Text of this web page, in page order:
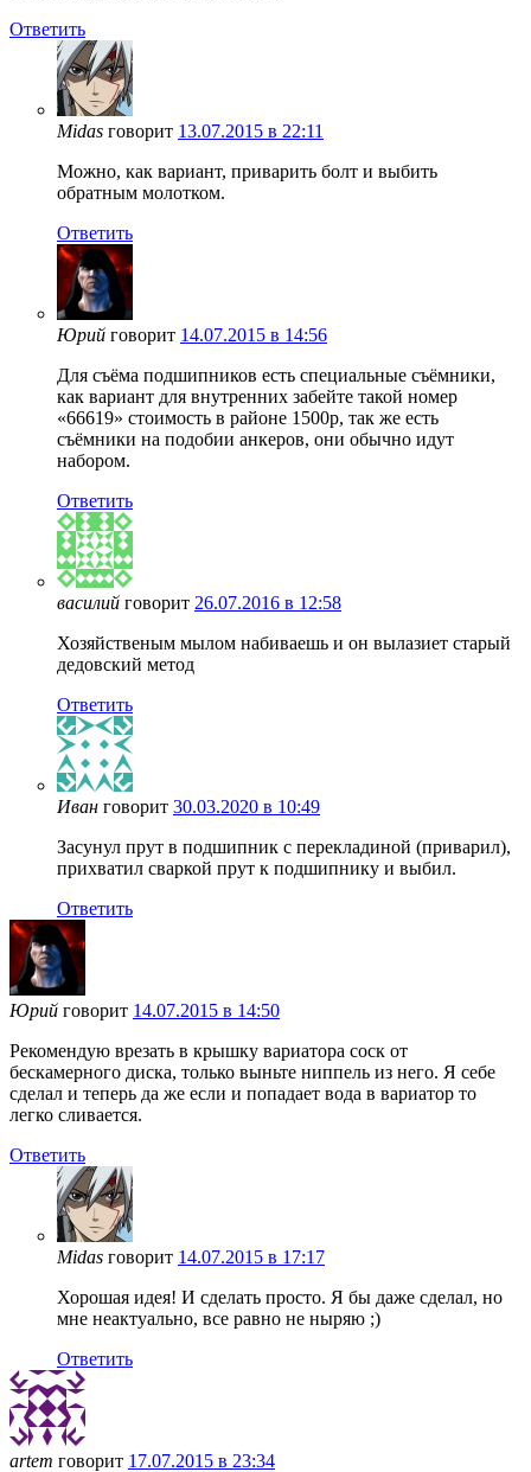
Ответить
Midas говорит 13.07.2015 в 22:11
Можно, как вариант, приварить болт и выбить
обратным молотком.
Ответить
Юрий говорит 14.07.2015 в 14:56
Для съёма подшипников есть специальные съёмники,
как вариант для внутренних забейте такой номер
«66619» стоимость в районе 1500р, так же есть
съёмники на подобии анкеров, они обычно идут
набором.
Ответить
василий говорит 26.07.2016 в 12:58
Хозяйственым мылом набиваешь и он вылазиет старый
дедовский метод
Ответить
Иван говорит 30.03.2020 в 10:49
Засунул прут в подшипник с перекладиной (приварил),
прихватил сваркой прут к подшипнику и выбил.
Ответить
Юрий говорит 14.07.2015 в 14:50
Рекомендую врезать в крышку вариатора соск от
бескамерного диска, только выньте ниппель из него. Я себе
сделал и теперь да же если и попадает вода в вариатор то
легко сливается.
Ответить
Midas говорит 14.07.2015 в 17:17
Хорошая идея! И сделать просто. Я бы даже сделал, но
мне неактуально, все равно не ныряю ;)
Ответить
artem говорит 17.07.2015 в 23:34